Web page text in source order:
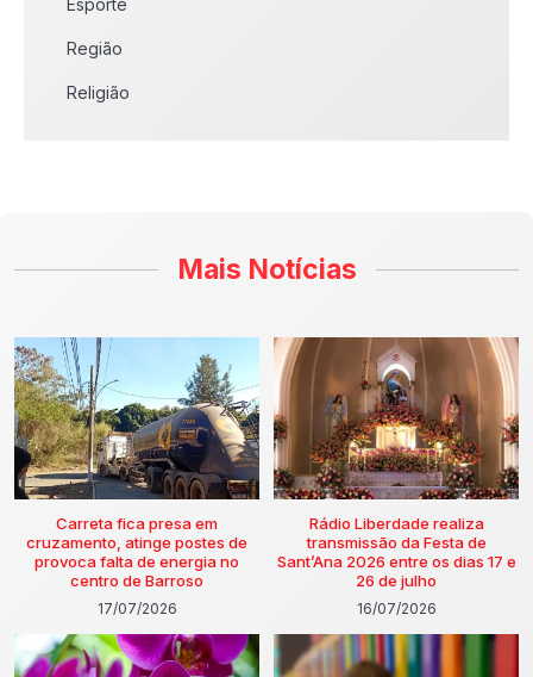
Região
Religião
Mais Notícias
Carreta fica presa em
cruzamento, atinge postes de
provoca falta de energia no
centro de Barroso
17/07/2026
Rádio Liberdade realiza
transmissão da Festa de
Sant’Ana 2026 entre os dias 17 e
26 de julho
16/07/2026